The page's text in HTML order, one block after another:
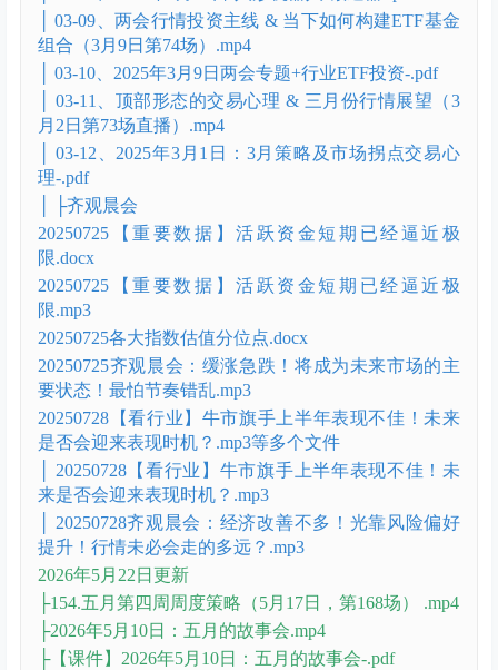
机会（3月23日第77场）.mp4
│ 03-04、2025年3月22日-年报行情开启-.pdf
│ 03-05、主升行情下板块轮动节奏（3月16日，第76
场）.mp4
│ 03-06、2025年3月16日-三月策略及行业轮动-.pdf
│ 03-07、人形机器人-减速器专题（3月12日第75场直
播）.mp4
│ 03-08、2025年3月12日-人形机器人-减速器-.pdf
│ 03-09、两会行情投资主线 & 当下如何构建ETF基金
组合（3月9日第74场）.mp4
│ 03-10、2025年3月9日两会专题+行业ETF投资-.pdf
│ 03-11、顶部形态的交易心理 & 三月份行情展望（3
月2日第73场直播）.mp4
│ 03-12、2025年3月1日：3月策略及市场拐点交易心
理-.pdf
│ ├齐观晨会
20250725【重要数据】活跃资金短期已经逼近极
限.docx
20250725【重要数据】活跃资金短期已经逼近极
限.mp3
20250725各大指数估值分位点.docx
20250725齐观晨会：缓涨急跌！将成为未来市场的主
要状态！最怕节奏错乱.mp3
20250728【看行业】牛市旗手上半年表现不佳！未来
是否会迎来表现时机？.mp3等多个文件